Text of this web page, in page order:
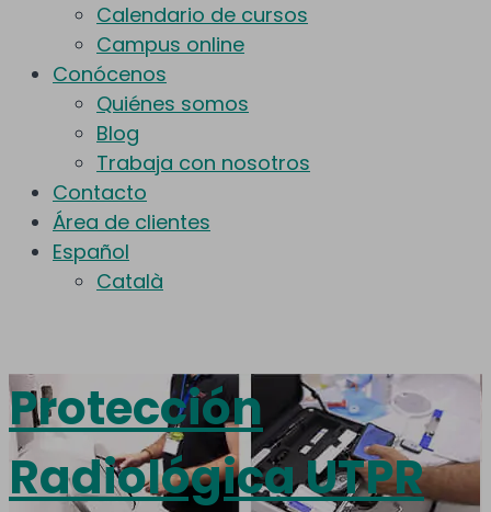
Calendario de cursos
Campus online
Conócenos
Quiénes somos
Blog
Trabaja con nosotros
Contacto
Área de clientes
Español
Català
Protección
Radiológica UTPR